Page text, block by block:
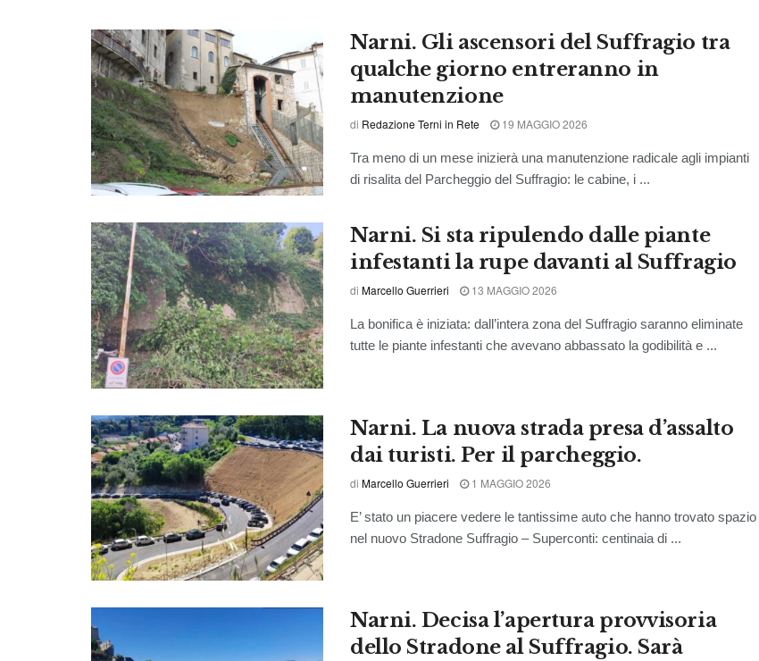
Narni. Gli ascensori del Suffragio tra
qualche giorno entreranno in
manutenzione
di Redazione Terni in Rete 19 MAGGIO 2026
Tra meno di un mese inizierà una manutenzione radicale agli impianti
di risalita del Parcheggio del Suffragio: le cabine, i ...
Narni. Si sta ripulendo dalle piante
infestanti la rupe davanti al Suffragio
di Marcello Guerrieri 13 MAGGIO 2026
La bonifica è iniziata: dall’intera zona del Suffragio saranno eliminate
tutte le piante infestanti che avevano abbassato la godibilità e ...
Narni. La nuova strada presa d’assalto
dai turisti. Per il parcheggio.
di Marcello Guerrieri 1 MAGGIO 2026
E’ stato un piacere vedere le tantissime auto che hanno trovato spazio
nel nuovo Stradone Suffragio – Superconti: centinaia di ...
Narni. Decisa l’apertura provvisoria
dello Stradone al Suffragio. Sarà